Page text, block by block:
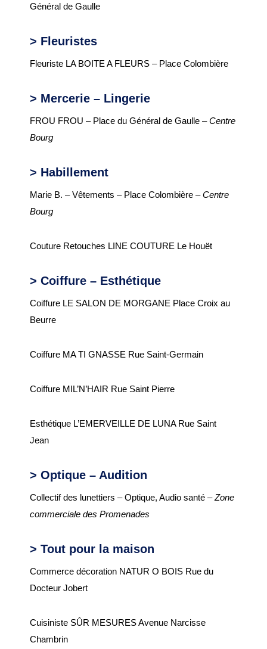
GESTION DES DECHETS
Collecte des déchets
seniors
La crèche
Garderie municipale
Collège
ans
Côtes d’Armor
Tarifs
Menus
SENIORS
ADSCE (aide à la
Général de Gaulle
> Fleuristes
Fleuriste LA BOITE A FLEURS – Place Colombière
> Mercerie – Lingerie
FROU FROU – Place du Général de Gaulle –Centre
Bourg
> Habillement
Marie B. – Vêtements – Place Colombière –Centre
Bourg
Couture Retouches LINE COUTURE Le Houët
> Coiffure – Esthétique
Coiffure LE SALON DE MORGANE Place Croix au
Beurre
Coiffure MA TI GNASSE Rue Saint-Germain
Coiffure MIL’N’HAIR Rue Saint Pierre
Esthétique L’EMERVEILLE DE LUNA Rue Saint
Jean
> Optique – Audition
Collectif des lunettiers – Optique, Audio santé –Zone
commerciale des Promenades
> Tout pour la maison
Commerce décoration NATUR O BOIS Rue du
Docteur Jobert
Cuisiniste SÛR MESURES Avenue Narcisse
Chambrin